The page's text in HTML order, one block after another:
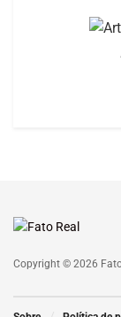
Copyright © 2026